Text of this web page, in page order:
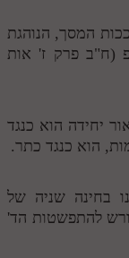
המסך, הנוהגת
(ח"ב פרק ז' אות
יחידה הוא כנגד
הוא כנגד כתר.
בחינה שניה של
להתפשטות הד'